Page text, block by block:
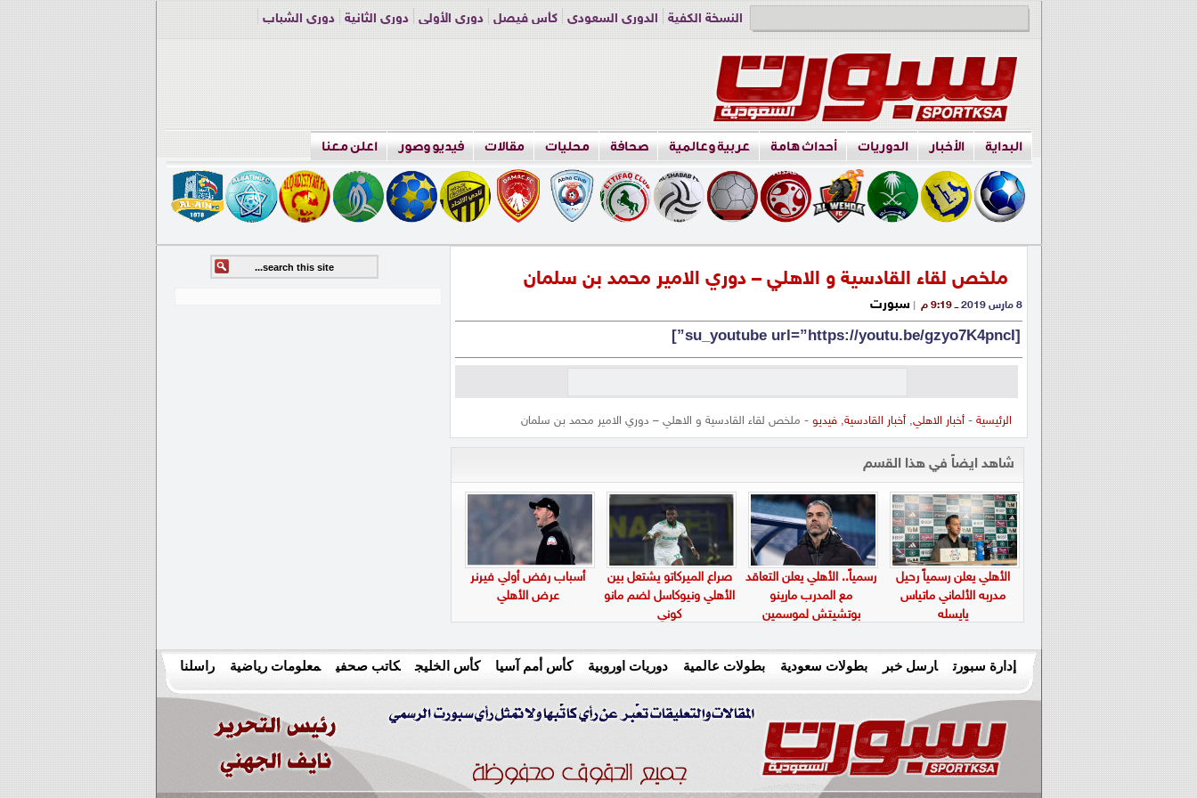
النسخة الكفية الدوري السعودي كأس فيصل دوري الأولى دوري الثانية
دوري الشباب
البداية الأخبار الدوريات أحداث هامة عربية وعالمية صحافة محليات مقالات فيديو وصور اعلن معنا
ملخص لقاء القادسية و الاهلي – دوري الامير محمد بن سلمان
8 مارس 2019 ــ 9:19 م | سبورت
[su_youtube url=”https://youtu.be/gzyo7K4pncI”]
الرئيسية -أخبار الاهلي,أخبار القادسية,فيديو - ملخص لقاء القادسية و الاهلي – دوري الامير محمد بن سلمان
شاهد ايضاً في هذا القسم
الأهلي يعلن رسمياً رحيل
مدربه الألماني ماتياس
يايسله
رسمياً.. الأهلي يعلن التعاقد
مع المدرب مارينو
بوتشيتش لموسمين
صراع الميركاتو يشتعل بين
الأهلي ونيوكاسل لضم مانو
كوني
أسباب رفض أولي فيرنر
عرض الأهلي
إدارة سبورت ارسل خبر بطولات سعودية بطولات عالمية دوريات اوروبية كأس أمم آسيا كأس الخليج كاتب صحفي معلومات رياضية راسلنا